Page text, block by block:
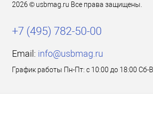
2026 © usbmag.ru Все права защищены.
+7 (495) 782-50-00
Email: info@usbmag.ru
График работы Пн-Пт: с 10:00 до 18:00 Сб-